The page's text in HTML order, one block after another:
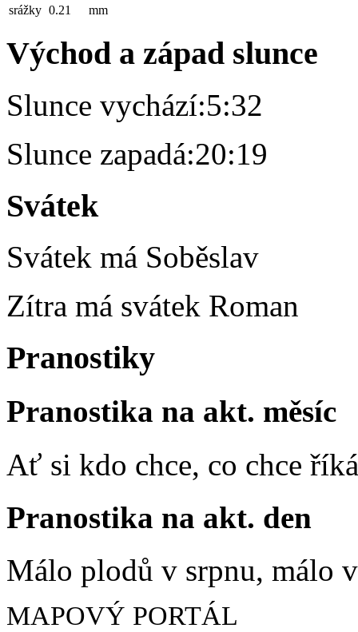
srážky 0.21 mm
Východ a západ slunce
Slunce vychází:5:32
Slunce zapadá:20:19
Svátek
Svátek má Soběslav
Zítra má svátek Roman
Pranostiky
Pranostika na akt. měsíc
Ať si kdo chce, co chce
Pranostika na akt. den
Málo plodů v srpnu, málo
MAPOVÝ PORTÁL